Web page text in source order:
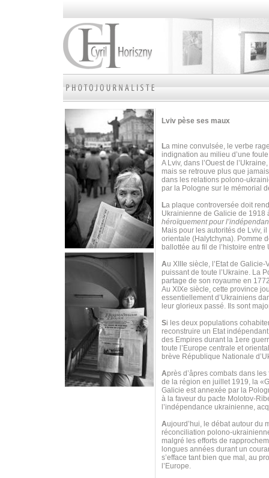
Lviv pèse ses maux
La mine convulsée, le verbe
indignation au milieu d’une
A Lviv, dans l’Ouest de
mais se retrouve plus que
dans les relations polono-
par la Pologne sur le mémorial
La plaque controversée doit
Ukrainienne de Galicie de 1918
héroïquement pour
Mais pour les autorités de Lviv,
orientale (Halytchyna). Pomme
ballottée au fil de l’histoire
Au XIIIe siècle, l’Etat de
puissant de toute l’Ukraine. La
partage de son royaume en
Au XIXe siècle, cette province
essentiellement d’Ukrainiens
leur glorieux passé. Ils sont
Si les deux populations
reconstruire un Etat
des Empires durant la 1ere
toute l’Europe centrale et
brève République Nationale
Après d’âpres combats dans
de la région en juillet 1919, la
Galicie est annexée par la
à la faveur du pacte Molotov-
l’indépendance ukrainienne,
Aujourd’hui, le débat autour du
réconciliation polono-
malgré les efforts de
longues années durant un
s’efface tant bien que mal, au
l’Europe.